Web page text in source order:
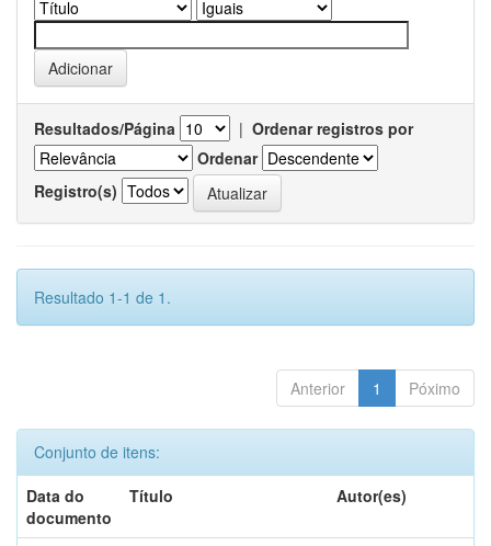
Resultados/Página | Ordenar registros por
Ordenar
Registro(s)
Resultado 1-1 de 1.
Anterior 1 Póximo
Conjunto de itens:
Data do
documento
Título Autor(es)